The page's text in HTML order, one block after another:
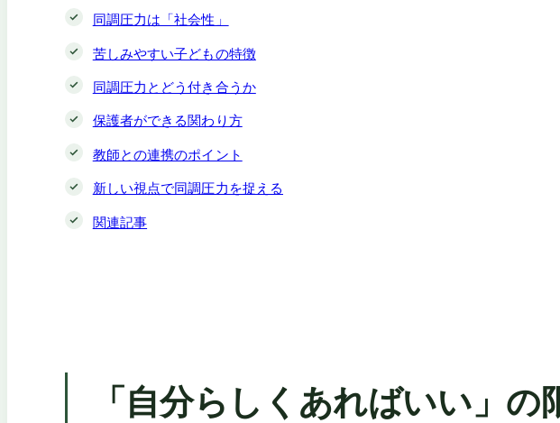
同調圧力は「社会性」
苦しみやすい子どもの特徴
同調圧力とどう付き合うか
保護者ができる関わり方
教師との連携のポイント
新しい視点で同調圧力を捉える
関連記事
「自分らしくあればいい」の